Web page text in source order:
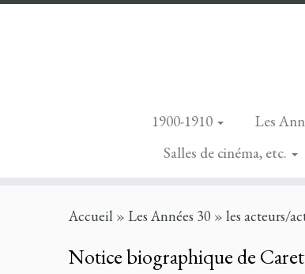
1900-1910 Les
Salles de cinéma, etc.
Accueil » Les Années 30 » les acteurs/
Notice biographique de